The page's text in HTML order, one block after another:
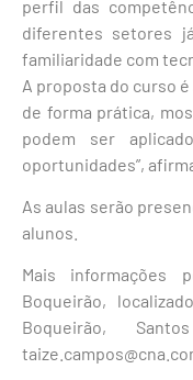
perfil das
diferentes setores
familiaridade com
A proposta do curso
de forma prática,
podem ser
oportunidades”,
As aulas serão
alunos.
Mais informações
Boqueirão,
Boqueirão,